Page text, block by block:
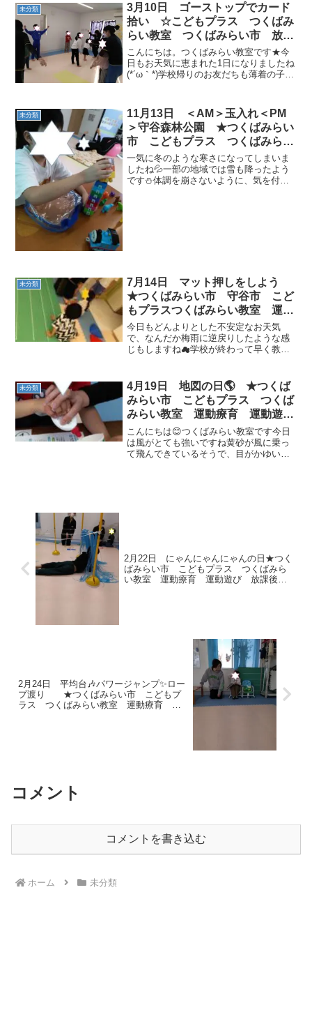
未分類
3月10日 ゴーストップでカード
拾い ☆こどもプラス つくばみ
らい教室 つくばみらい市 放課
後等デイサービス 発達支援 運
動療育 運動遊び 受給者証
こんにちは。つくばみらい教室です★今
日もお天気に恵まれた1日になりましたね
(*´ω｀*)学校帰りのお友だちも薄着の子や
ムの子、ゴーストップでカード拾い、足
きりゲームを行...
未分類
11月13日 ＜AM＞玉入れ＜PM
＞守谷森林公園 ★つくばみらい
市 こどもプラス つくばみらい
教室 運動療育 放課後等デイサ
ービス 運動遊び 受給者証
一気に冬のような寒さになってしまいま
したね💦一部の地域では雪も降ったよう
です⛄体調を崩さないように、気を付け
未分類
7月14日 マット押しをしよう
★つくばみらい市 守谷市 こど
もプラスつくばみらい教室 運動
療育 運動遊び 受給者証
今日もどんよりとした不安定なお天気
で、なんだか梅雨に逆戻りしたような感
じもしますね☁学校が終わって早く教室
しく過ごしていました(^^♪今日の運動
は…ストレッチ、ブルブル...
未分類
4月19日 地図の日🌎 ★つくば
みらい市 こどもプラス つくば
みらい教室 運動療育 運動遊
び 放課後等デイサービス 受給
者証
こんにちは😊つくばみらい教室です今日
は風がとても強いですね黄砂が風に乗っ
て飛んできているそうで、目がかゆい
2月22日 にゃんにゃんにゃんの日★つく
ばみらい市 こどもプラス つくばみら
い教室 運動療育 運動遊び 放課後等
2月24日 平均台🎶パワージャンプ✨ロー
プ渡り ★つくばみらい市 こどもプ
ラス つくばみらい教室 運動療育 運
コメント
コメントを書き込む
ホーム 未分類